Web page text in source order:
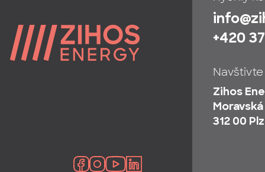
+420
Navštivte
Zihos
312 00